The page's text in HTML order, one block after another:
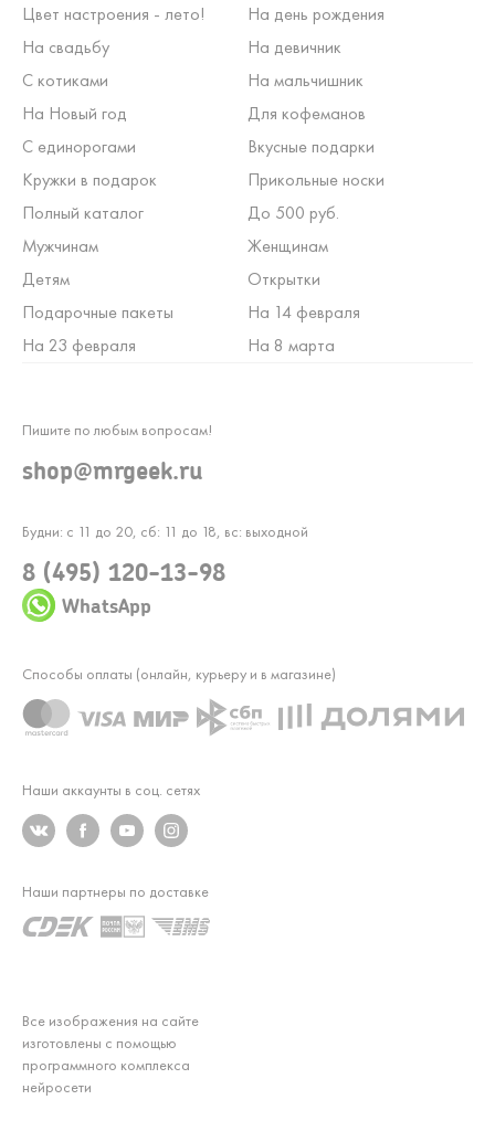
Цвет настроения - лето!
На день рождения
На свадьбу
На девичник
С котиками
На мальчишник
На Новый год
Для кофеманов
С единорогами
Вкусные подарки
Кружки в подарок
Прикольные носки
Полный каталог
До 500 руб.
Мужчинам
Женщинам
Детям
Открытки
Подарочные пакеты
На 14 февраля
На 23 февраля
На 8 марта
Будни: с 11 до 20, сб: 11 до 18, вс: выходной
8 (495) 120-13-98
WhatsApp
Пишите по любым вопросам!
shop@mrgeek.ru
Наши аккаунты в соц. сетях
Все изображения на сайте
изготовлены с помощью
программного комплекса
нейросети
Способы оплаты (онлайн, курьеру и в магазине)
Наши партнеры по доставке